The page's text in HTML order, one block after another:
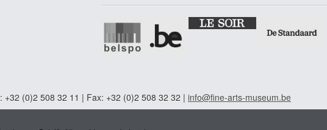
+32 (0)2 508 32 11 | Fax: +32 (0)2 508 32 32 | info@fine-arts-museum.be